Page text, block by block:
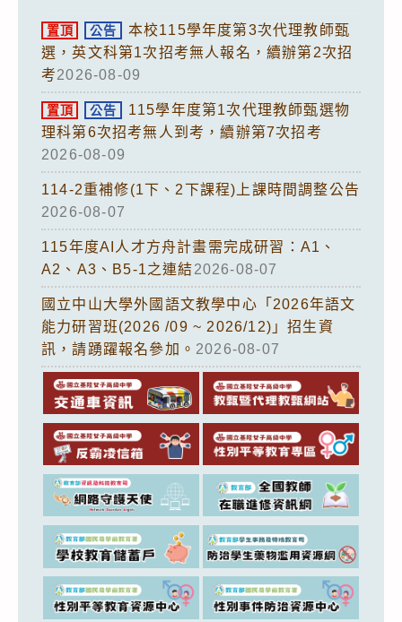
置頂 公告
本校115學年度第3次代理教師甄
選，英文科第1次招考無人報名，續辦第2次招
考2026-08-09
置頂 公告
115學年度第1次代理教師甄選物
理科第6次招考無人到考，續辦第7次招考
2026-08-09
114-2重補修(1下、2下課程)上課時間調整公告
2026-08-07
115年度AI人才方舟計畫需完成研習：A1、
A2、A3、B5-1之連結2026-08-07
國立中山大學外國語文教學中心「2026年語文
能力研習班(2026 /09 ~ 2026/12)」招生資
訊，請踴躍報名參加。 2026-08-07